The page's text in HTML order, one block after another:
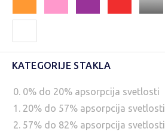
KATEGORIJE STAKLA
0. 0% do 20% apsorpcija svetlosti
1. 20% do 57% apsorpcija svetlosti
2. 57% do 82% apsorpcija svetlosti